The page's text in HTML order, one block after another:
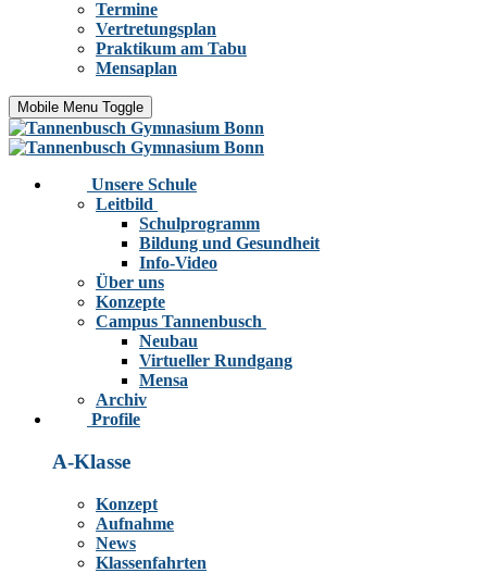
Termine
Vertretungsplan
Praktikum am Tabu
Mensaplan
Mobile Menu Toggle
Unsere Schule
Leitbild
Schulprogramm
Bildung und Gesundheit
Info-Video
Über uns
Konzepte
Campus Tannenbusch
Neubau
Virtueller Rundgang
Mensa
Archiv
Profile
A-Klasse
Konzept
Aufnahme
News
Klassenfahrten